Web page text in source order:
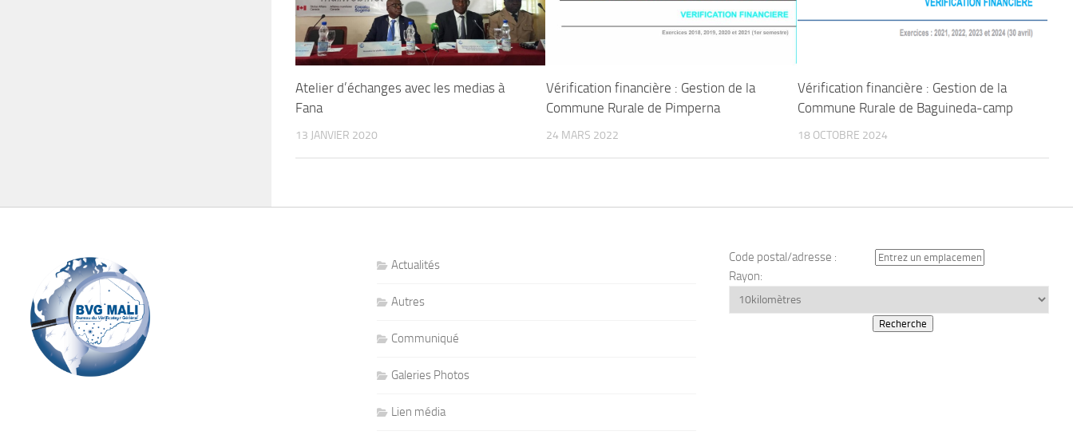
Atelier d’échanges avec les medias à
Fana
13 JANVIER 2020
Vérification financière : Gestion de la
Commune Rurale de Pimperna
24 MARS 2022
Vérification financière : Gestion de la
Commune Rurale de Baguineda-camp
18 OCTOBRE 2024
Actualités
Autres
Communiqué
Galeries Photos
Lien média
Code postal/adresse :
Rayon: